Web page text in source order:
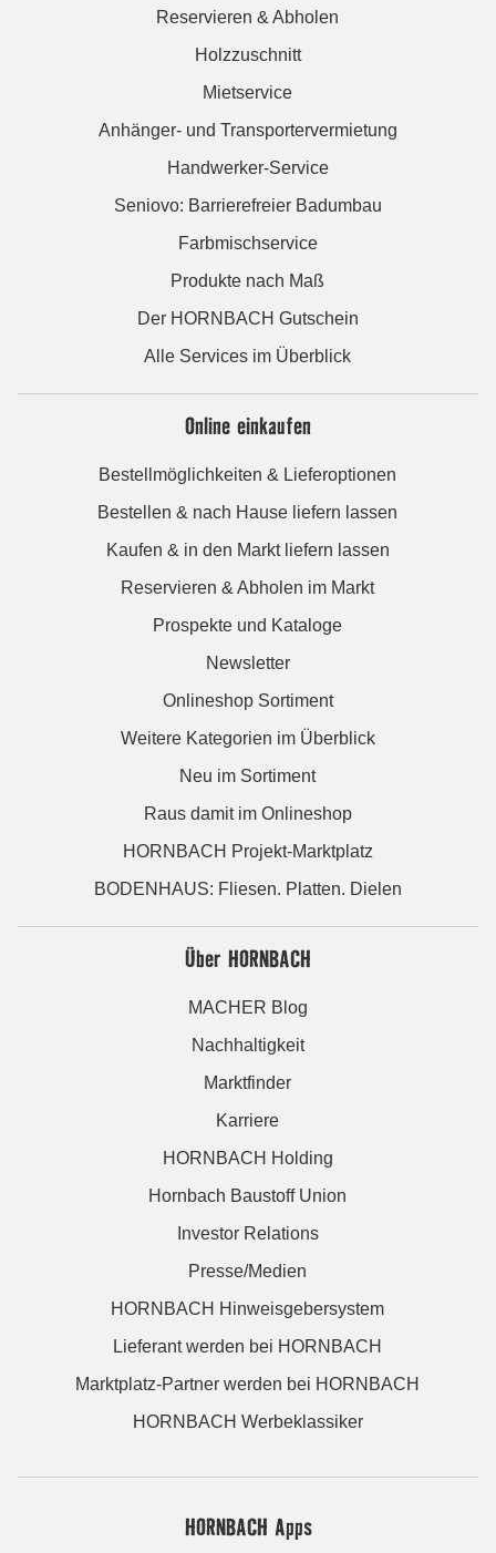
Reservieren & Abholen
Holzzuschnitt
Mietservice
Anhänger- und Transportervermietung
Handwerker-Service
Seniovo: Barrierefreier Badumbau
Farbmischservice
Produkte nach Maß
Der HORNBACH Gutschein
Alle Services im Überblick
Online einkaufen
Bestellmöglichkeiten & Lieferoptionen
Bestellen & nach Hause liefern lassen
Kaufen & in den Markt liefern lassen
Reservieren & Abholen im Markt
Prospekte und Kataloge
Newsletter
Onlineshop Sortiment
Weitere Kategorien im Überblick
Neu im Sortiment
Raus damit im Onlineshop
HORNBACH Projekt-Marktplatz
BODENHAUS: Fliesen. Platten. Dielen
Über HORNBACH
MACHER Blog
Nachhaltigkeit
Marktfinder
Karriere
HORNBACH Holding
Hornbach Baustoff Union
Investor Relations
Presse/Medien
HORNBACH Hinweisgebersystem
Lieferant werden bei HORNBACH
Marktplatz-Partner werden bei HORNBACH
HORNBACH Werbeklassiker
HORNBACH Apps